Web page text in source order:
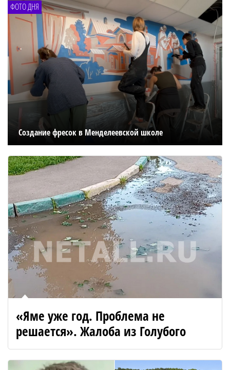
ФОТО ДНЯ
Создание фресок в Менделеевской школе
«Яме уже год. Проблема не
решается». Жалоба из Голубого